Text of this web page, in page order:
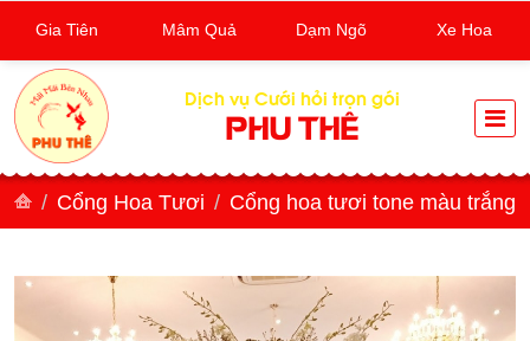
Dịch vụ Cưới hỏi trọn gói
PHU THÊ
Cổng Hoa Tươi Cổng hoa tươi tone màu trắng
Gia Tiên Mâm Quả Dạm Ngõ Xe Hoa